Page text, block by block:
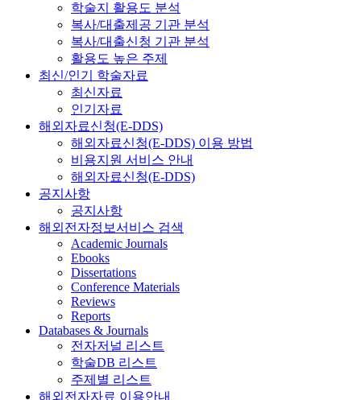
학술지 활용도 분석
복사/대출제공 기관 분석
복사/대출신청 기관 분석
활용도 높은 주제
최신/인기 학술자료
최신자료
인기자료
해외자료신청(E-DDS)
해외자료신청(E-DDS) 이용 방법
비용지원 서비스 안내
해외자료신청(E-DDS)
공지사항
공지사항
해외전자정보서비스 검색
Academic Journals
Ebooks
Dissertations
Conference Materials
Reviews
Reports
Databases & Journals
전자저널 리스트
학술DB 리스트
주제별 리스트
해외전자자료 이용안내